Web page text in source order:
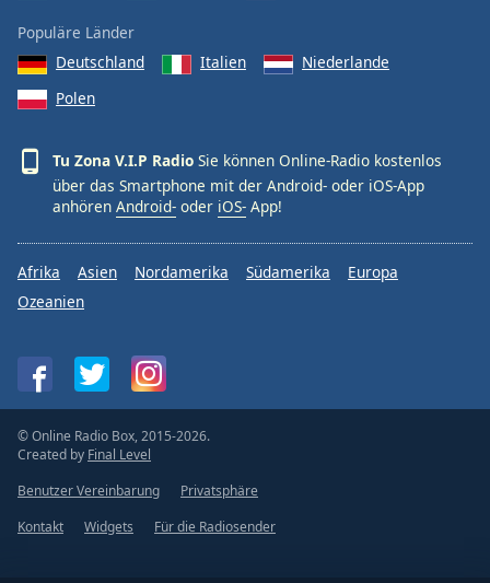
Populäre Länder
Deutschland
Italien
Niederlande
Polen
Tu Zona V.I.P Radio Sie können Online-Radio kostenlos
über das Smartphone mit der Android- oder iOS-App
anhören Android- oder iOS- App!
Afrika Asien Nordamerika Südamerika
Europa
Ozeanien
© Online Radio Box, 2015-2026.
Created by Final Level
Benutzer Vereinbarung
Privatsphäre
Kontakt
Widgets Für die Radiosender